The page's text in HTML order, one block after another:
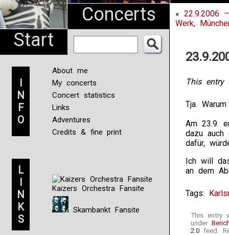
Start
Concerts
I
N
F
O
About me
My concerts
Concert statistics
Links
Adventures
Credits & fine print
L
I
N
K
S
Kaizers Orchestra Fansite
Skambankt Fansite
« 22.9.2006
Werk,
This entry
Tja.
Am 23.9.
dazu auch
dafür,
Ich will
an dem
Tags:
This entry
under
2.0 feed.